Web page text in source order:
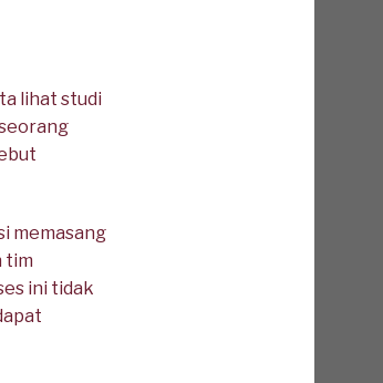
lihat studi
memasang
tim
ini tidak